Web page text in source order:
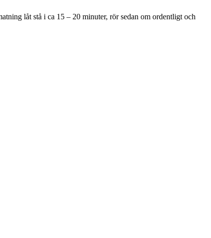
låt stå i ca 15 – 20 minuter, rör sedan om ordentligt och